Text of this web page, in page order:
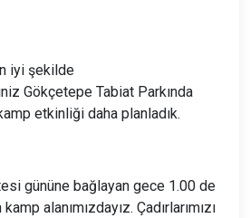
iyi şekilde
Gökçetepe Tabiat Parkında
etkinliği daha planladık.
gününe bağlayan gece 1.00 de
alanımızdayız. Çadırlarımızı